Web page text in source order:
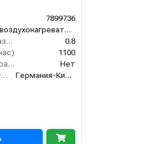
7899736
воздухонагреватель
Давление подачи газа (бар)
0.8
1100
Регулировка температуры термостатом
Нет
Страна-производитель
Германия-Китай